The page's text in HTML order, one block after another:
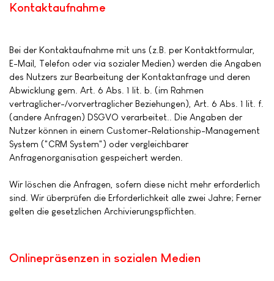
Kontaktaufnahme
Bei der Kontaktaufnahme mit uns (z.B. per Kontaktformular,
E-Mail, Telefon oder via sozialer Medien) werden die Angaben
des Nutzers zur Bearbeitung der Kontaktanfrage und deren
Abwicklung gem. Art. 6 Abs. 1 lit. b. (im Rahmen
vertraglicher-/vorvertraglicher Beziehungen), Art. 6 Abs. 1 lit. f.
(andere Anfragen) DSGVO verarbeitet.. Die Angaben der
Nutzer können in einem Customer-Relationship-Management
System ("CRM System") oder vergleichbarer
Anfragenorganisation gespeichert werden.
Wir löschen die Anfragen, sofern diese nicht mehr erforderlich
sind. Wir überprüfen die Erforderlichkeit alle zwei Jahre; Ferner
gelten die gesetzlichen Archivierungspflichten.
Onlinepräsenzen in sozialen Medien